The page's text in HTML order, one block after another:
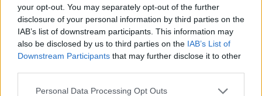
your opt-out. You may separately opt-out of the further
disclosure of your personal information by third parties on the
IAB’s list of downstream participants. This information may
also be disclosed by us to third parties on the IAB’s List of
Downstream Participants that may further disclose it to other
Personal Data Processing Opt Outs